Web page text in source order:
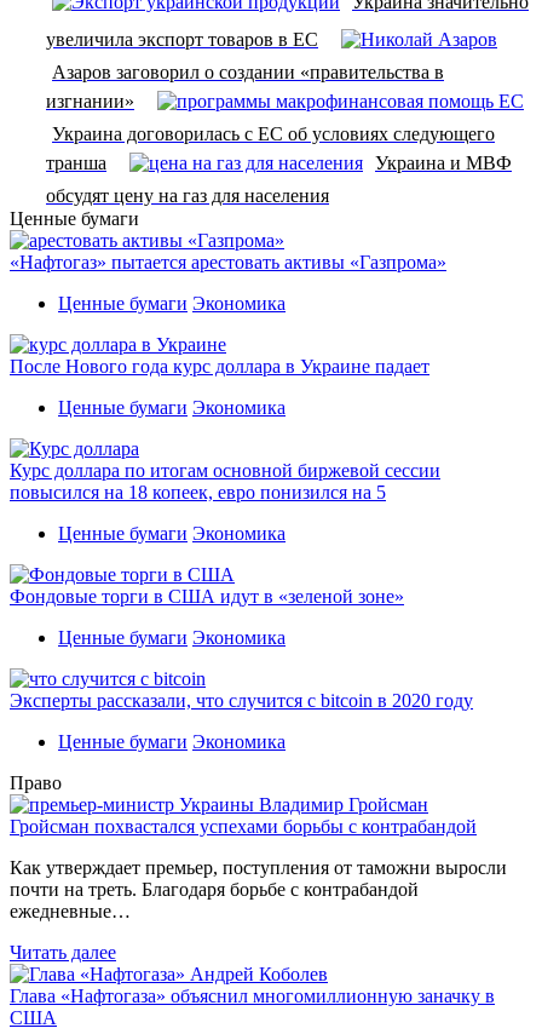
увеличила экспорт товаров в ЕС
Азаров заговорил о создании «правительства в
изгнании»
Украина договорилась с ЕС об условиях следующего
транша
Украина и МВФ
обсудят цену на газ для населения
Ценные бумаги
«Нафтогаз» пытается арестовать активы «Газпрома»
Ценные бумаги Экономика
После Нового года курс доллара в Украине падает
Ценные бумаги Экономика
Курс доллара по итогам основной биржевой сессии
повысился на 18 копеек, евро понизился на 5
Ценные бумаги Экономика
Фондовые торги в США идут в «зеленой зоне»
Ценные бумаги Экономика
Эксперты рассказали, что случится с bitcoin в 2020 году
Ценные бумаги Экономика
Право
Гройсман похвастался успехами борьбы с контрабандой
Как утверждает премьер, поступления от таможни выросли
почти на треть. Благодаря борьбе с контрабандой
ежедневные…
Читать далее
Глава «Нафтогаза» объяснил многомиллионную заначку в
США